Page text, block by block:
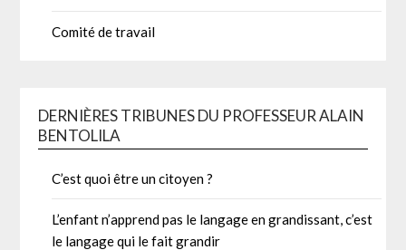
Comité de travail
DERNIÈRES TRIBUNES DU PROFESSEUR ALAIN
BENTOLILA
C’est quoi être un citoyen ?
L’enfant n’apprend pas le langage en grandissant, c’est
le langage qui le fait grandir